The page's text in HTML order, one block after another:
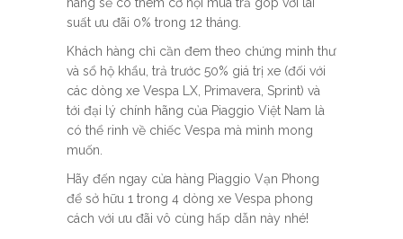
hàng sẽ có thêm cơ hội mua trả góp với lãi
suất ưu đãi 0% trong 12 tháng.
Khách hàng chỉ cần đem theo chứng minh thư
và sổ hộ khẩu, trả trước 50% giá trị xe (đối với
các dòng xe Vespa LX, Primavera, Sprint) và
tới đại lý chính hãng của Piaggio Việt Nam là
có thể rinh về chiếc Vespa mà mình mong
muốn.
Hãy đến ngay cửa hàng Piaggio Vạn Phong
để sở hữu 1 trong 4 dòng xe Vespa phong
cách với ưu đãi vô cùng hấp dẫn này nhé!